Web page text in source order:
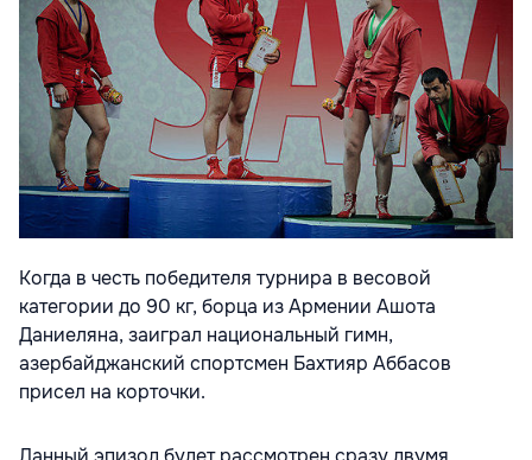
Когда в честь победителя турнира в весовой
категории до 90 кг, борца из Армении Ашота
Даниеляна, заиграл национальный гимн,
азербайджанский спортсмен Бахтияр Аббасов
присел на корточки.